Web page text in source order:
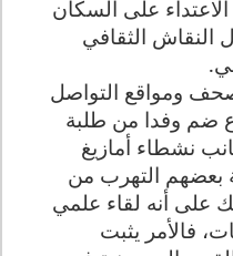
على السكان
النقاش الثقافي
ومواقع التواصل
ضم وفدا من طلبة
نشطاء أمازيغ
بعضهم التهرب من
على أنه لقاء علمي
فالأمر يثبت